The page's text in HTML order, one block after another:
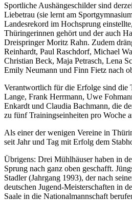
Sportliche Aushängeschilder sind
Liebetrau (sie lernt am
Landesrekord im Hochsprung
Thüringerinnen gehört und der auch
Dreispringer Moritz Rahn. Zudem
Reinhardt, Paul Raschdorf, Michael
Christian Beck, Maja Petrasch, Lena
Emily Neumann und Finn Fietz nach
Verantwortlich für die Erfolge sind die
Lange, Frank Herrmann, Uwe
Enkardt und Claudia Bachmann, die
zu fünf Trainingseinheiten pro Woche
Als einer der wenigen Vereine in
seit Jahr und Tag mit Erfolg dem
Übrigens: Drei Mühlhäuser haben in
Sprung nach ganz oben geschafft.
Stadler (Jahrgang 1993), der nach
deutschen Jugend-Meisterschaften in
Saale in die Nationalmannschaft